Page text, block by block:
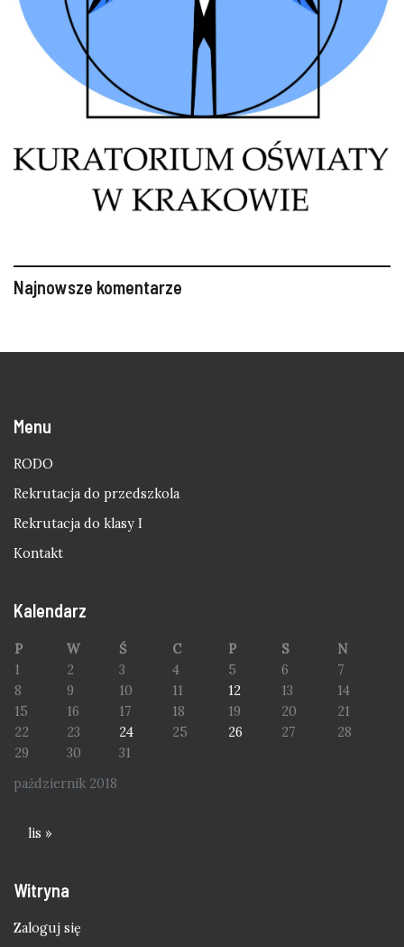
Najnowsze komentarze
Menu
RODO
Rekrutacja do przedszkola
Rekrutacja do klasy I
Kontakt
Kalendarz
październik 2018
P W Ś C P S
N
1
2 3 4 5 6
7
8
9 10 11 12 13
14
15
16 17 18 19 20
21
22
23 24 25 26 27
28
29
30 31
lis »
Witryna
Zaloguj się